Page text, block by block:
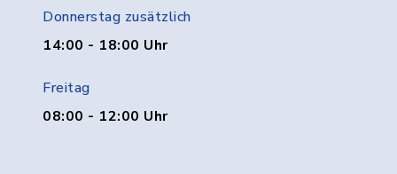
Donnerstag zusätzlich
14:00 - 18:00 Uhr
Freitag
08:00 - 12:00 Uhr